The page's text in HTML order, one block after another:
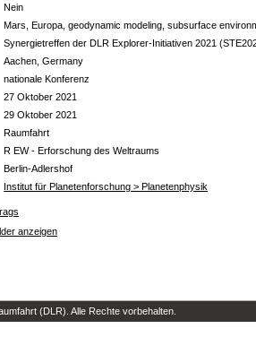
Nein
Mars, Europa, geodynamic modeling, subsurface
Synergietreffen der DLR Explorer-Initiativen 2021
Aachen, Germany
nationale Konferenz
27 Oktober 2021
29 Oktober 2021
Raumfahrt
R EW - Erforschung des Weltraums
Berlin-Adlershof
Institut für Planetenforschung > Planetenphysik
anzeigen
(DLR). Alle Rechte vorbehalten.